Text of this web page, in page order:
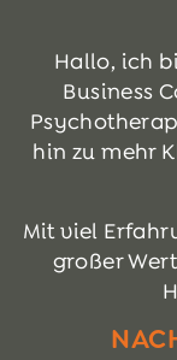
Hallo, ich
Business
hin zu mehr
Mit viel
großer